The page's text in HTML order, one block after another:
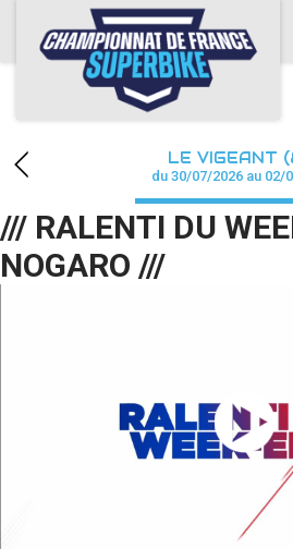
ACCUEIL
CHAMPIONNAT
CALENDRIER
RÉSULTATS
PHOTOS / WEB TV
accéder à la billetterie
LE VIGEANT
du 30/07/2026 au 02/
/// RALENTI DU
NOGARO ///